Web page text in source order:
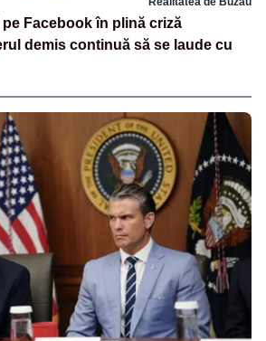
pe Facebook în plină criză
demis continuă să se laude cu